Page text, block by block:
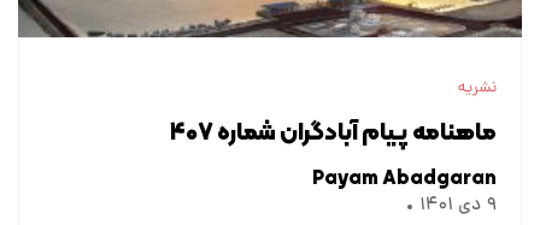
نشریه
ماهنامه پیام آبادگران شماره ۴۰۷
Payam Abadgaran
۹ دی ۱۴۰۱